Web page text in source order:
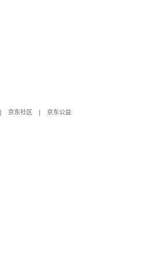
京东社区
京东公益